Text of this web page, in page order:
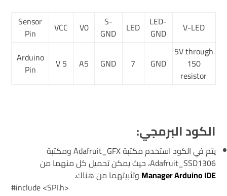
V-LED
LED-
GND
LED
S-
GND
V0
VCC
Sensor
Pin
5V through
150
resistor
GND
7
GND
A5
5 V
Arduino
Pin
الكود البرمجي:
يتم في الكود استخدم مكتبة Adafruit_GFX ومكتبة
Adafruit_SSD1306، حيث يمكن تحميل كل منهما من
Manager Arduino IDE وتثبيتهما من هناك.
#include <SPI.h>